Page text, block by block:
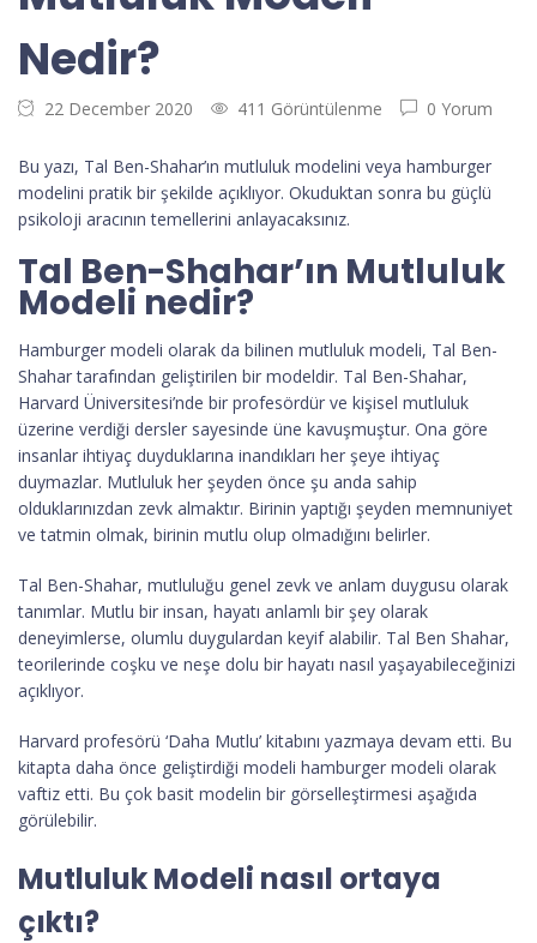
Nedir?
22 December 2020 411 Görüntülenme 0 Yorum
Bu yazı, Tal Ben-Shahar’ın mutluluk modelini veya hamburger
modelini pratik bir şekilde açıklıyor. Okuduktan sonra bu güçlü
psikoloji aracının temellerini anlayacaksınız.
Tal Ben-Shahar’ın Mutluluk
Modeli nedir?
Hamburger modeli olarak da bilinen mutluluk modeli, Tal Ben-
Shahar tarafından geliştirilen bir modeldir. Tal Ben-Shahar,
Harvard Üniversitesi’nde bir profesördür ve kişisel mutluluk
üzerine verdiği dersler sayesinde üne kavuşmuştur. Ona göre
insanlar ihtiyaç duyduklarına inandıkları her şeye ihtiyaç
duymazlar. Mutluluk her şeyden önce şu anda sahip
olduklarınızdan zevk almaktır. Birinin yaptığı şeyden memnuniyet
ve tatmin olmak, birinin mutlu olup olmadığını belirler.
Tal Ben-Shahar, mutluluğu genel zevk ve anlam duygusu olarak
tanımlar. Mutlu bir insan, hayatı anlamlı bir şey olarak
deneyimlerse, olumlu duygulardan keyif alabilir. Tal Ben Shahar,
teorilerinde coşku ve neşe dolu bir hayatı nasıl yaşayabileceğinizi
açıklıyor.
Harvard profesörü ‘Daha Mutlu’ kitabını yazmaya devam etti. Bu
kitapta daha önce geliştirdiği modeli hamburger modeli olarak
vaftiz etti. Bu çok basit modelin bir görselleştirmesi aşağıda
görülebilir.
Mutluluk Modeli nasıl ortaya
çıktı?